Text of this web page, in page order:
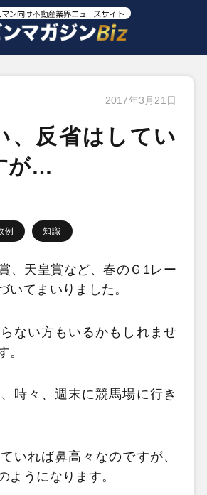
2017年3月21日
、反省はしてい
が…
例 知識
、天皇賞など、春のＧ1レー
いてまいりました。
ない方もいるかもしれませ
。
時々、週末に競馬場に行き
いれば鼻高々なのですが、
ようになります。